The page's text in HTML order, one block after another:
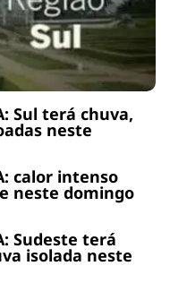
Sul terá chuva,
neste
calor intenso
neste domingo
Sudeste terá
isolada neste